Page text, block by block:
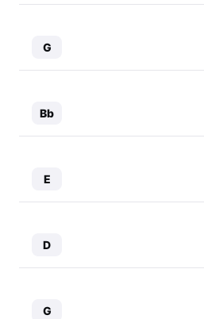
G
Bb
E
D
G